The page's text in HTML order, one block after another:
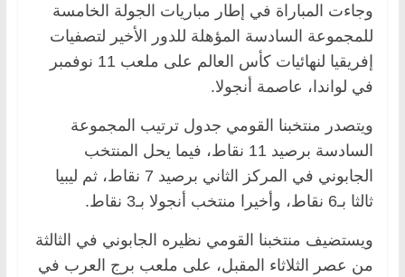
وجاءت المباراة في إطار مباريات الجولة الخامسة
للمجموعة السادسة المؤهلة للدور الأخير لتصفيات
إفريقيا لنهائيات كأس العالم على ملعب 11 نوفمبر
في لواندا، عاصمة أنجولا.
ويتصدر منتخبنا القومي جدول ترتيب المجموعة
السادسة برصيد 11 نقاط، فيما يحل المنتخب
الجابوني في المركز الثاني برصيد 7 نقاط، ثم ليبيا
ثالثا بـ6 نقاط، وأخيرا منتخب أنجولا بـ3 نقاط.
ويستضيف منتخبنا القومي نظيره الجابوني في الثالثة
من عصر الثلاثاء المقبل، على ملعب برج العرب في